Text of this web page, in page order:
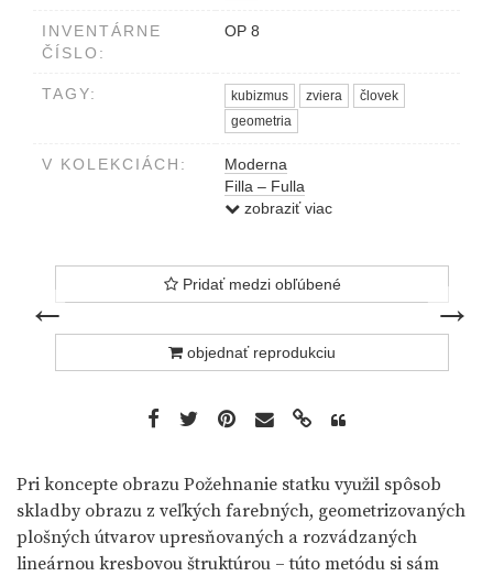
←
predchádzajúce dielo →
INVENTÁRNE
ČÍSLO:
OP 8
TAGY: kubizmus zviera
človek
geometria
V KOLEKCIÁCH:
Moderna
Filla – Fulla
Kubizmus na Slovensku
zobraziť viac
Pridať medzi obľúbené
objednať reprodukciu
Pri koncepte obrazu Požehnanie statku využil spôsob
skladby obrazu z veľkých farebných, geometrizovaných
plošných útvarov upresňovaných a rozvádzaných
lineárnou kresbovou štruktúrou – túto metódu si sám